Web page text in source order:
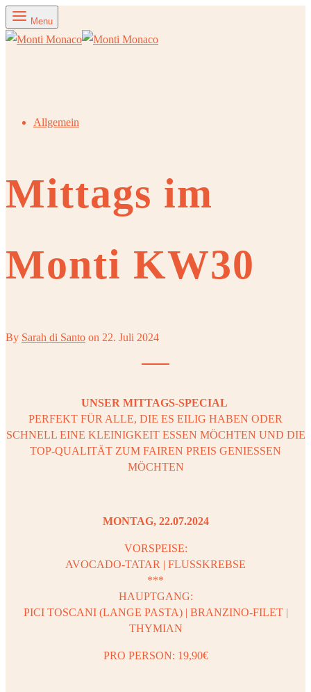
Menu
Allgemein
Mittags im
Monti KW30
By Sarah di Santo on 22. Juli 2024
UNSER MITTAGS-SPECIAL
PERFEKT FÜR ALLE, DIE ES EILIG HABEN ODER
SCHNELL EINE KLEINIGKEIT ESSEN MÖCHTEN UND DIE
TOP-QUALITÄT ZUM FAIREN PREIS GENIESSEN
MÖCHTEN
MONTAG, 22.07.2024
VORSPEISE:
AVOCADO-TATAR | FLUSSKREBSE
***
HAUPTGANG:
PICI TOSCANI (LANGE PASTA) | BRANZINO-FILET |
THYMIAN
PRO PERSON: 19,90€